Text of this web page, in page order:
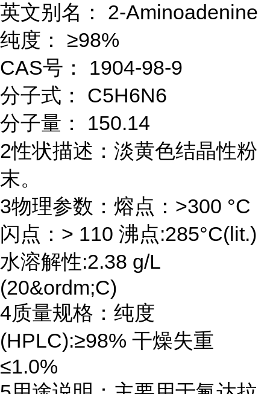
英文别名： 2-Aminoadenine
纯度： ≥98%
CAS号： 1904-98-9
分子式： C5H6N6
分子量： 150.14
2性状描述：淡黄色结晶性粉
末。
3物理参数：熔点：>300 °C
闪点：> 110 沸点:285°C(lit.)
水溶解性:2.38 g/L
(20&ordm;C)
4质量规格：纯度
(HPLC):≥98% 干燥失重
≤1.0%